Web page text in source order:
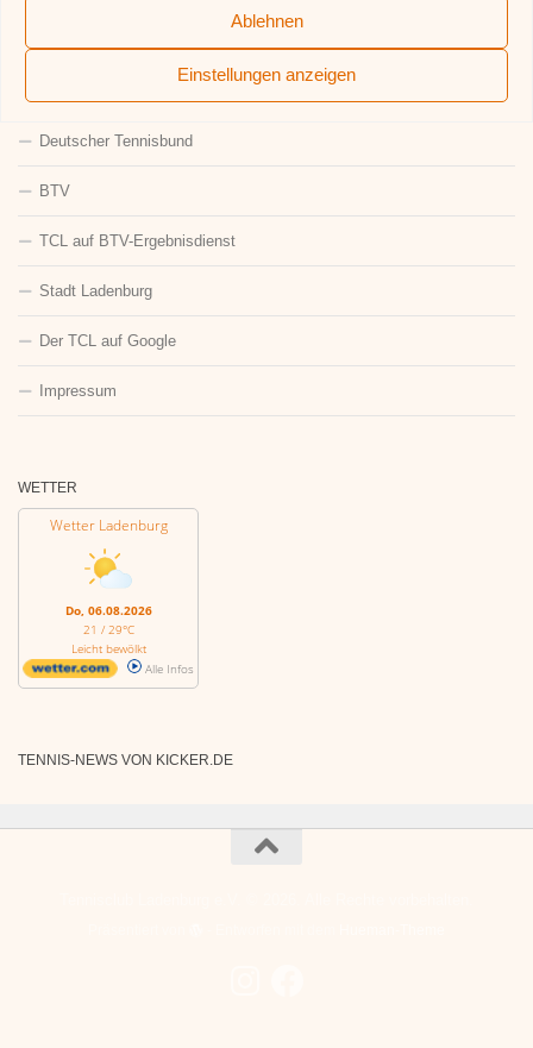
Ablehnen
Einstellungen anzeigen
Deutscher Tennisbund
BTV
TCL auf BTV-Ergebnisdienst
Stadt Ladenburg
Der TCL auf Google
Impressum
WETTER
Wetter Ladenburg
Do, 06.08.2026
21 / 29°C
Leicht bewölkt
Alle Infos
TENNIS-NEWS VON KICKER.DE